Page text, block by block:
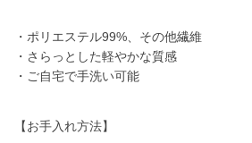
・ポリエステル99%、その他繊維
・さらっとした軽やかな質感
・ご自宅で手洗い可能
【お手入れ方法】